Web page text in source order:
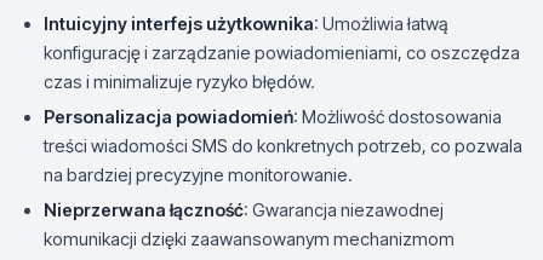
Intuicyjny interfejs użytkownika: Umożliwia łatwą
konfigurację i zarządzanie powiadomieniami, co oszczędza
czas i minimalizuje ryzyko błędów.
Personalizacja powiadomień: Możliwość dostosowania
treści wiadomości SMS do konkretnych potrzeb, co pozwala
na bardziej precyzyjne monitorowanie.
Nieprzerwana łączność: Gwarancja niezawodnej
komunikacji dzięki zaawansowanym mechanizmom